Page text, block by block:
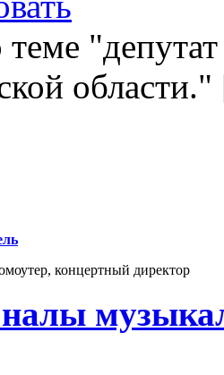
области."
концертный директор